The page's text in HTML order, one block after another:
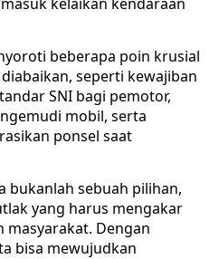
beberapa poin krusial
seperti kewajiban
SNI bagi pemotor,
mobil, serta
ponsel saat
bukanlah sebuah pilihan,
yang harus mengakar
masyarakat. Dengan
bisa mewujudkan